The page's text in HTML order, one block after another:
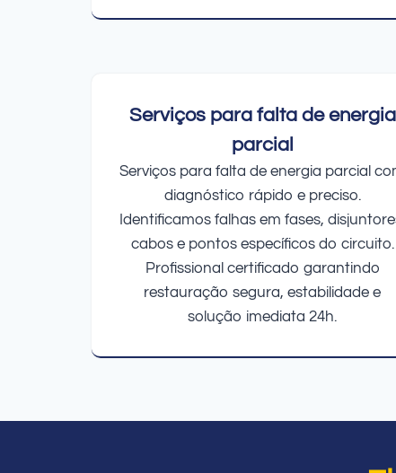
Serviços para falta de energia
parcial
Serviços para falta de energia parcial
diagnóstico rápido e preciso.
Identificamos falhas em fases,
cabos e pontos específicos do circuito.
Profissional certificado garantindo
restauração segura, estabilidade e
solução imediata 24h.